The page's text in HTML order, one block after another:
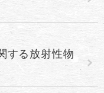
する放射性物